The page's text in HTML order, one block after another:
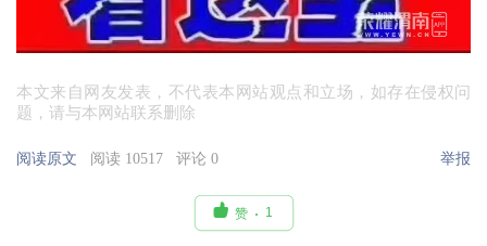
本文来自网友发表，不代表本网站观点和立场，如存在侵权问
题，请与本网站联系删除
阅读原文 阅读 10517 评论 0 举报
 赞 1